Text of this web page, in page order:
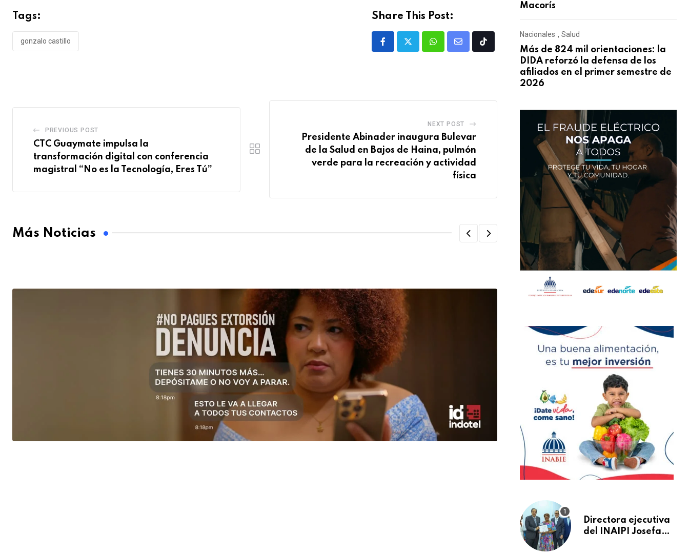
Tags:
gonzalo castillo
Share This Post:
PREVIOUS POST
CTC Guaymate impulsa la
transformación digital con conferencia
magistral “No es la Tecnología, Eres Tú”
NEXT POST
Presidente Abinader inaugura Bulevar
de la Salud en Bajos de Haina, pulmón
verde para la recreación y actividad
física
Más Noticias
Macorís
Nacionales , Salud
Más de 824 mil orientaciones: la
DIDA reforzó la defensa de los
afiliados en el primer semestre de
2026
Directora ejecutiva
del INAIPI Josefa